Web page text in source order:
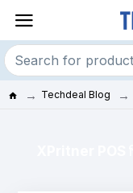
Techdeal Blog